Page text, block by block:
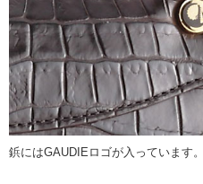
鋲にはGAUDIEロゴが入っています